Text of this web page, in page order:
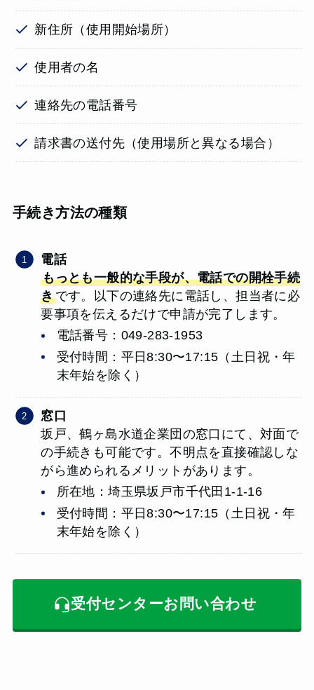
新住所（使用開始場所）
使用者の名
連絡先の電話番号
請求書の送付先（使用場所と異なる場合）
手続き方法の種類
電話
もっとも一般的な手段が、電話での開栓手続
きです。以下の連絡先に電話し、担当者に必
要事項を伝えるだけで申請が完了します。
電話番号：049-283-1953
受付時間：平日8:30〜17:15（土日祝・年
末年始を除く）
窓口
坂戸、鶴ヶ島水道企業団の窓口にて、対面で
の手続きも可能です。不明点を直接確認しな
がら進められるメリットがあります。
所在地：埼玉県坂戸市千代田1-1-16
受付時間：平日8:30〜17:15（土日祝・年
末年始を除く）
受付センターお問い合わせ